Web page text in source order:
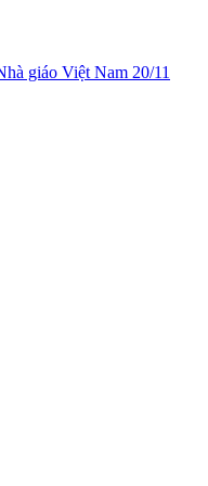
giáo Việt Nam 20/11